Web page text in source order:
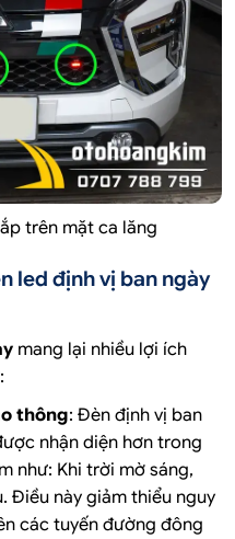
trên mặt ca lăng
led định vị ban ngày
mang lại nhiều lợi ích
thông: Đèn định vị ban
nhận diện hơn trong
như: Khi trời mờ sáng,
Điều này giảm thiểu nguy
các tuyến đường đông